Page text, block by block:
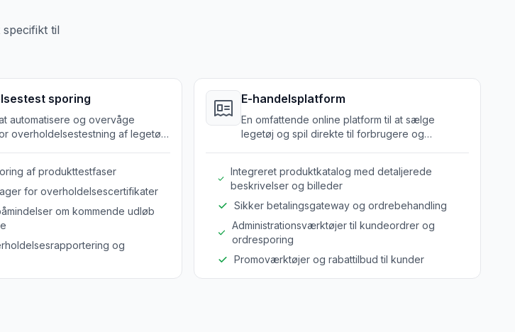
til
sporing
automatisere og overvåge
overholdelsestestning af legetøj,
af produkttestfaser
for overholdelsescertifikater
om kommende udløb
og
E-handelsplatform
En omfattende online platform til at sælge
legetøj og spil direkte til forbrugere og
Integreret produktkatalog med detaljerede
beskrivelser og billeder
Sikker betalingsgateway og ordrebehandling
Administrationsværktøjer til kundeordrer og
ordresporing
Promoværktøjer og rabattilbud til kunder